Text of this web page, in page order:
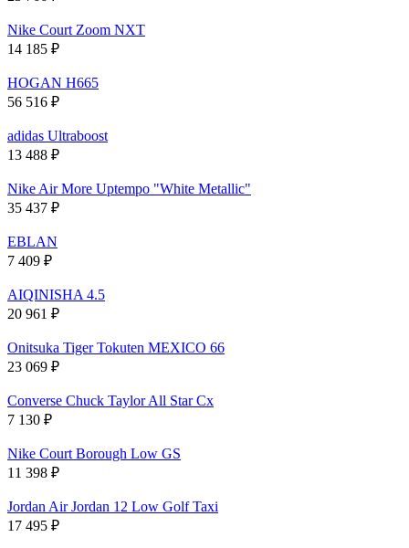
Nike Court Zoom NXT
14 185 ₽
HOGAN H665
56 516 ₽
adidas Ultraboost
13 488 ₽
Nike Air More Uptempo "White Metallic"
35 437 ₽
EBLAN
7 409 ₽
AIQINISHA 4.5
20 961 ₽
Onitsuka Tiger Tokuten MEXICO 66
23 069 ₽
Converse Chuck Taylor All Star Cx
7 130 ₽
Nike Court Borough Low GS
11 398 ₽
Jordan Air Jordan 12 Low Golf Taxi
17 495 ₽